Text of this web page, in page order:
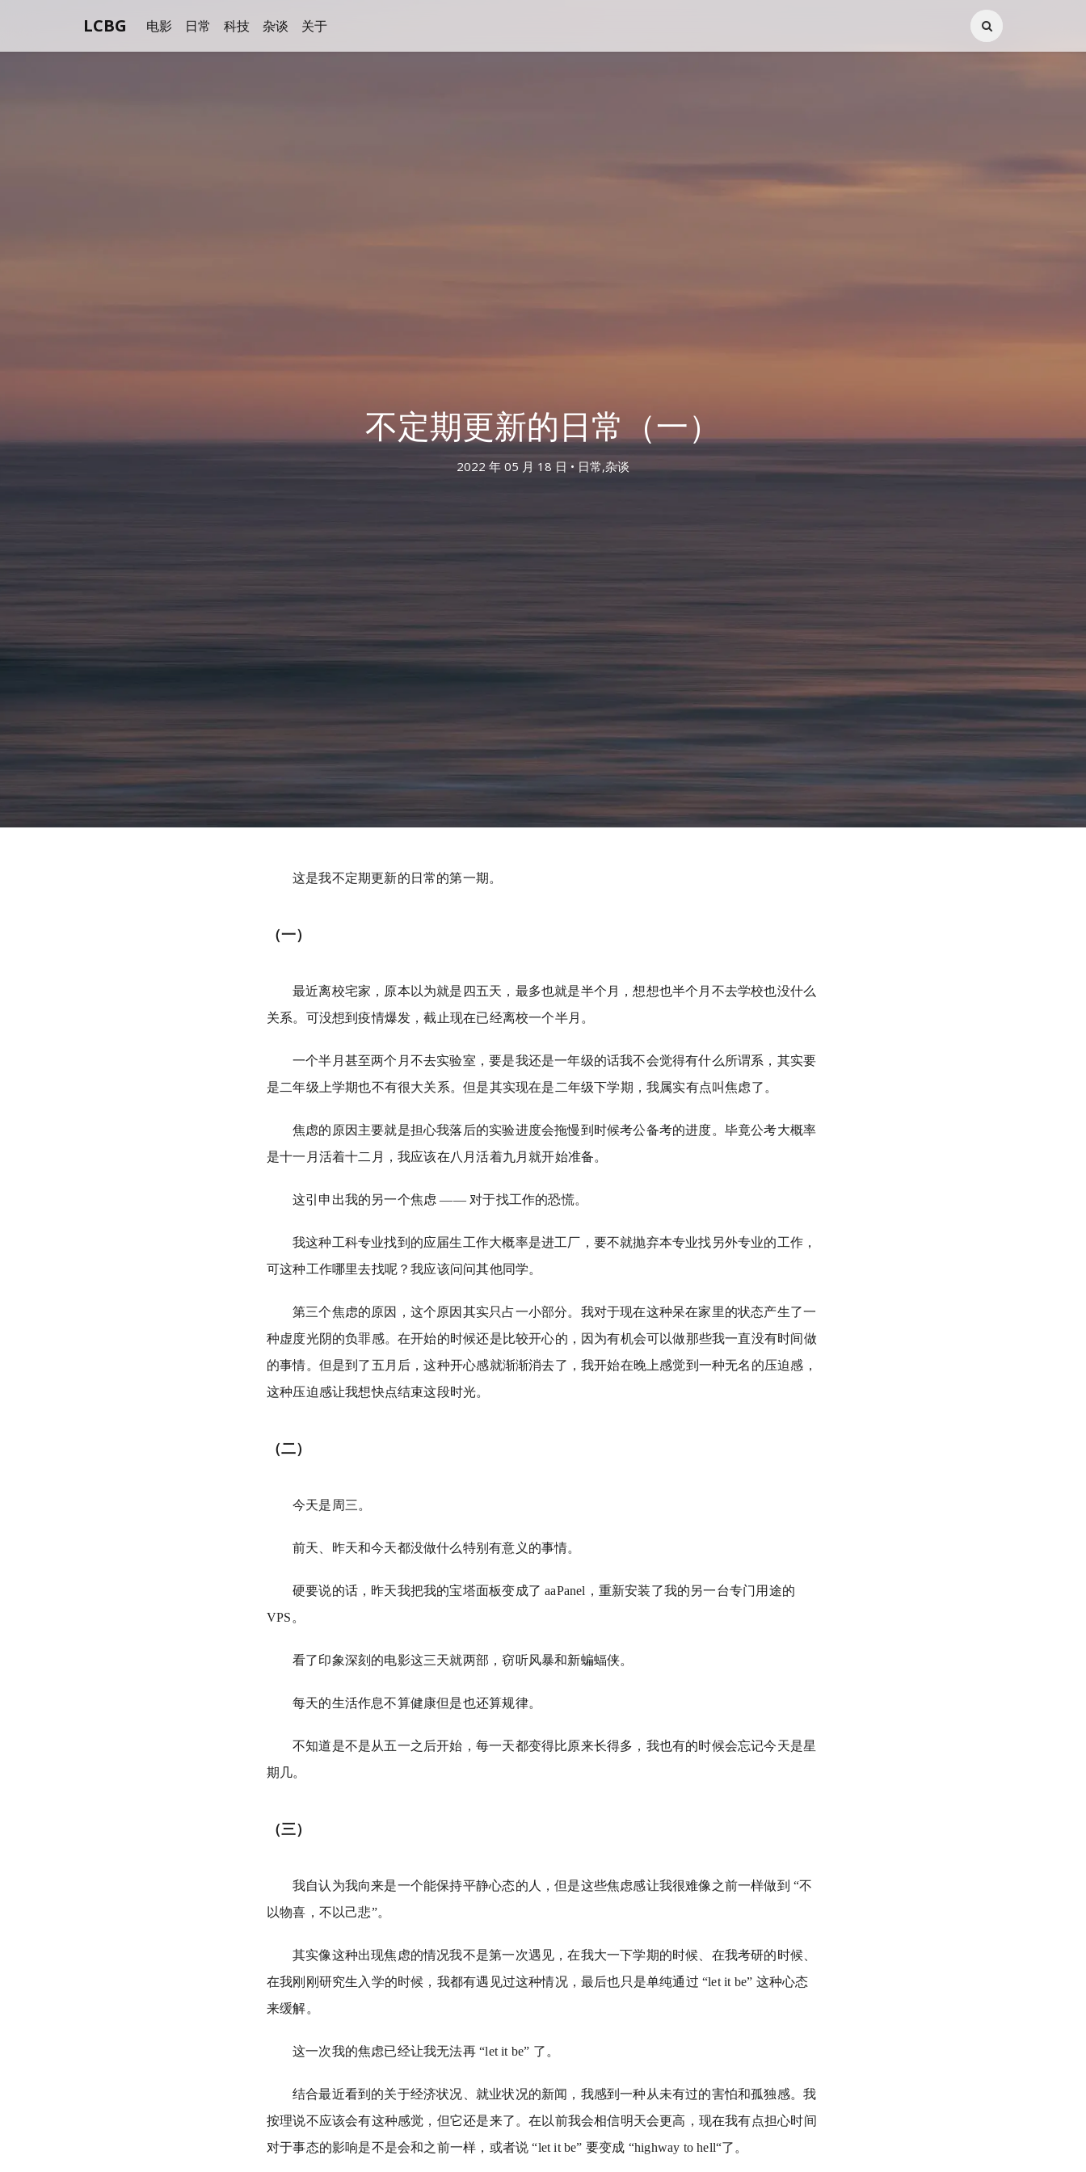
LCBG 电影 日常 科技 杂谈 关于
不定期更新的日常（一）
2022 年 05 月 18 日 • 日常,杂谈
这是我不定期更新的日常的第一期。
（一）
最近离校宅家，原本以为就是四五天，最多也就是半个月，想想也半个月不去学校也没什么
关系。可没想到疫情爆发，截止现在已经离校一个半月。
一个半月甚至两个月不去实验室，要是我还是一年级的话我不会觉得有什么所谓系，其实要
是二年级上学期也不有很大关系。但是其实现在是二年级下学期，我属实有点叫焦虑了。
焦虑的原因主要就是担心我落后的实验进度会拖慢到时候考公备考的进度。毕竟公考大概率
是十一月活着十二月，我应该在八月活着九月就开始准备。
这引申出我的另一个焦虑 —— 对于找工作的恐慌。
我这种工科专业找到的应届生工作大概率是进工厂，要不就抛弃本专业找另外专业的工作，
可这种工作哪里去找呢？我应该问问其他同学。
第三个焦虑的原因，这个原因其实只占一小部分。我对于现在这种呆在家里的状态产生了一
种虚度光阴的负罪感。在开始的时候还是比较开心的，因为有机会可以做那些我一直没有时间做
的事情。但是到了五月后，这种开心感就渐渐消去了，我开始在晚上感觉到一种无名的压迫感，
这种压迫感让我想快点结束这段时光。
（二）
今天是周三。
前天、昨天和今天都没做什么特别有意义的事情。
硬要说的话，昨天我把我的宝塔面板变成了 aaPanel，重新安装了我的另一台专门用途的
VPS。
看了印象深刻的电影这三天就两部，窃听风暴和新蝙蝠侠。
每天的生活作息不算健康但是也还算规律。
不知道是不是从五一之后开始，每一天都变得比原来长得多，我也有的时候会忘记今天是星
期几。
（三）
我自认为我向来是一个能保持平静心态的人，但是这些焦虑感让我很难像之前一样做到 “不
以物喜，不以己悲”。
其实像这种出现焦虑的情况我不是第一次遇见，在我大一下学期的时候、在我考研的时候、
在我刚刚研究生入学的时候，我都有遇见过这种情况，最后也只是单纯通过 “let it be” 这种心态
来缓解。
这一次我的焦虑已经让我无法再“let it be” 了。
结合最近看到的关于经济状况、就业状况的新闻，我感到一种从未有过的害怕和孤独感。我
按理说不应该会有这种感觉，但它还是来了。在以前我会相信明天会更高，现在我有点担心时间
对于事态的影响是不是会和之前一样，或者说 “let it be” 要变成 “highway to hell“了。